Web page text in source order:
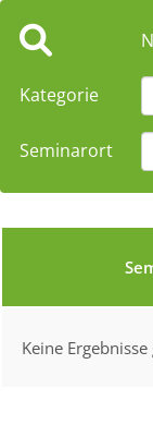
Kategorie
Seminarort
Keine